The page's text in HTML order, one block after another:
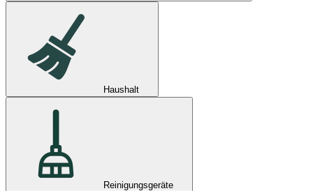
Haushalt
Reinigungsgeräte